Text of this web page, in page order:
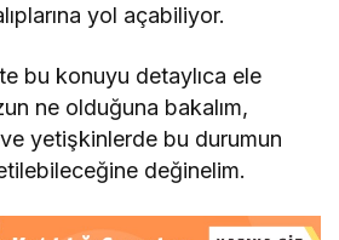
yol açabiliyor.
bu konuyu detaylıca ele
ne olduğuna bakalım,
yetişkinlerde bu durumun
değinelim.